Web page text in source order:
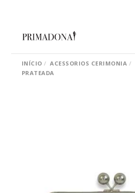
INÍCIO ACESSORIOS CERIMONIA
PRATEADA